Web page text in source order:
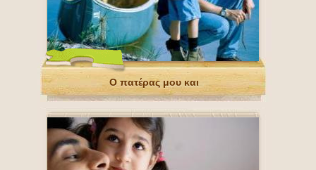
Ο πατέρας μου και